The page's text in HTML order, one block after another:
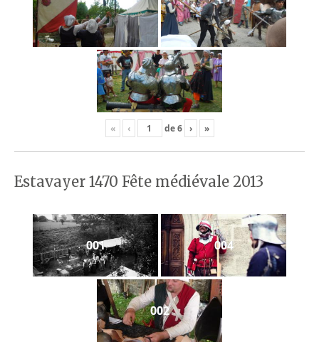
« ‹ de6 › »
Estavayer 1470 Fête médiévale 2013
001 004
002